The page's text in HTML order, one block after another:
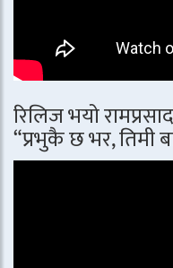
रिलिज भयो
“प्रभुकै छ भर, तिमी